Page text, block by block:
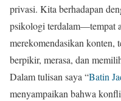
privasi. Kita berhadapan
psikologi terdalam—tempat
merekomendasikan konten,
berpikir, merasa, dan
Dalam tulisan saya “Batin
menyampaikan bahwa